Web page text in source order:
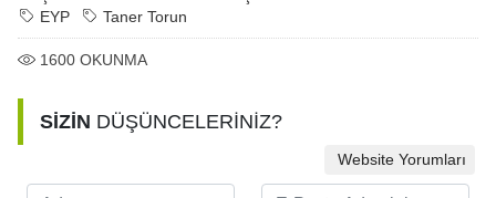
EYP
Taner Torun
1600 OKUNMA
SİZİN DÜŞÜNCELERİNİZ?
Website Yorumları